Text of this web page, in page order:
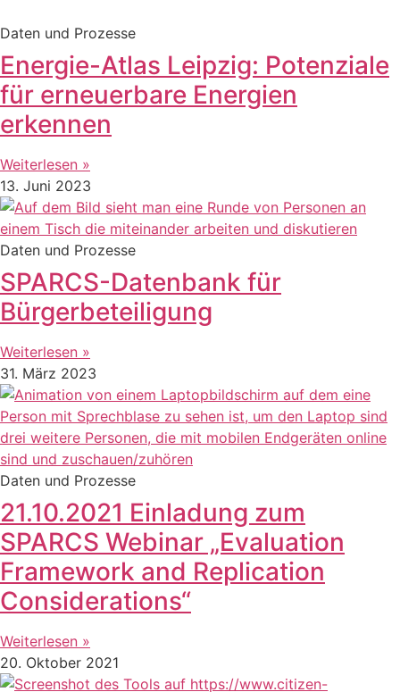
Daten und Prozesse
Energie-Atlas Leipzig: Potenziale
für erneuerbare Energien
erkennen
Weiterlesen »
13. Juni 2023
Daten und Prozesse
SPARCS-Datenbank für
Bürgerbeteiligung
Weiterlesen »
31. März 2023
Daten und Prozesse
21.10.2021 Einladung zum
SPARCS Webinar „Evaluation
Framework and Replication
Considerations“
Weiterlesen »
20. Oktober 2021